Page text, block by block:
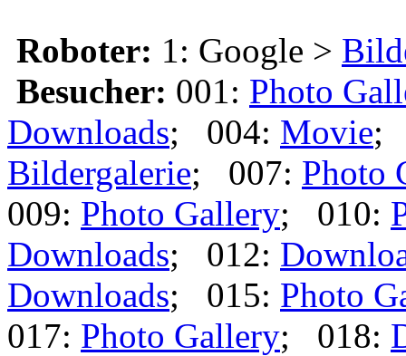
Roboter: 1: Google >
Besucher: 001: Photo
Downloads; 004: Movie;
Bildergalerie; 007: Photo
009: Photo Gallery; 010:
Downloads; 012:
Downloads; 015: Photo
017: Photo Gallery; 018: